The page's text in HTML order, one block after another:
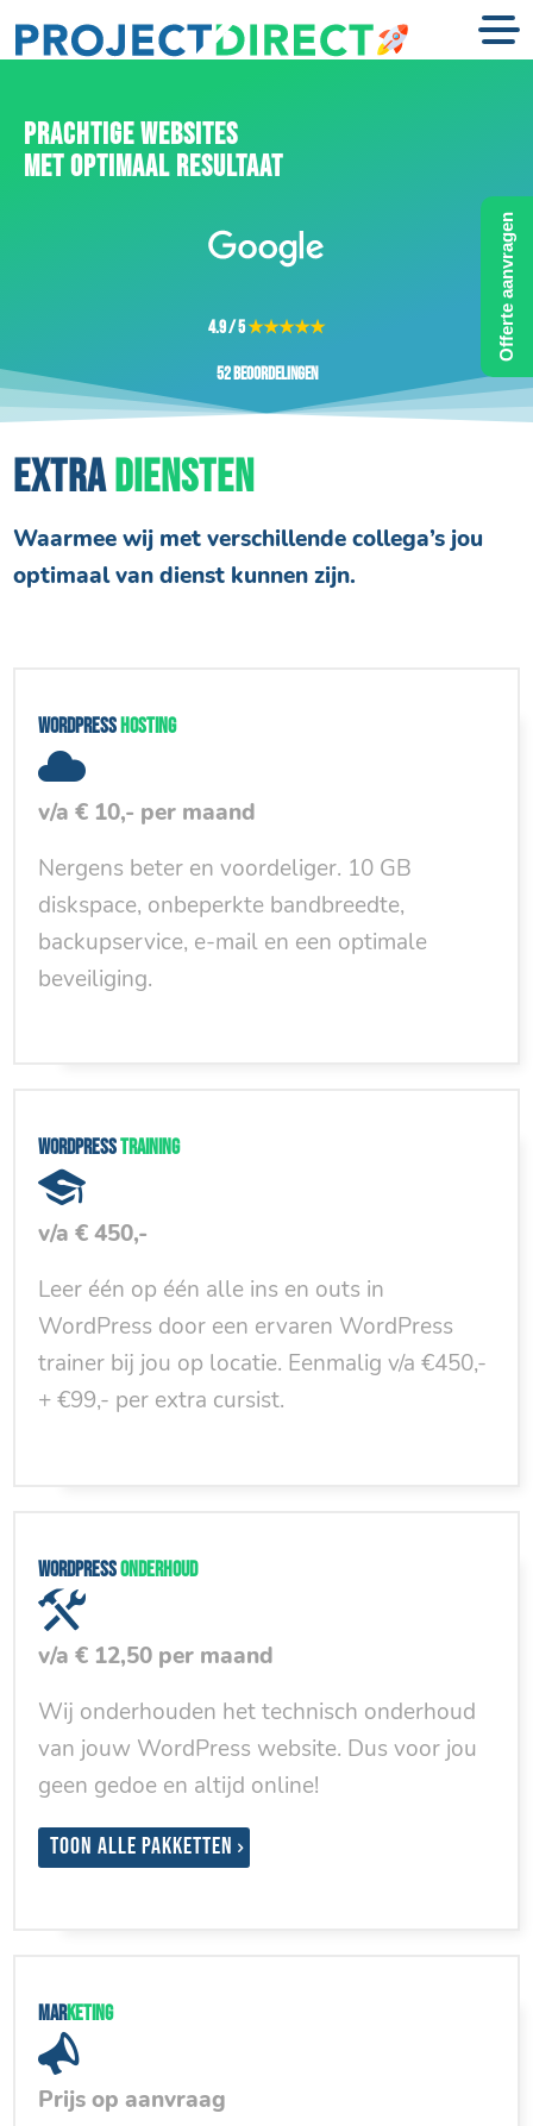
PRACHTIGE WEBSITES
MET OPTIMAAL RESULTAAT
4.9 / 5★★★★★
52 beoordelingen
EXTRADIENSTEN
Waarmee wij met verschillende collega’s jou
optimaal van dienst kunnen zijn.
WordPress hosting
v/a € 10,- per maand
Nergens beter en voordeliger. 10 GB
diskspace, onbeperkte bandbreedte,
backupservice, e-mail en een optimale
beveiliging.
WordPresstraining
v/a € 450,-
Leer één op één alle ins en outs in
WordPress door een ervaren WordPress
trainer bij jou op locatie. Eenmalig v/a €450,-
+ €99,- per extra cursist.
WordPressonderhoud
v/a € 12,50 per maand
Wij onderhouden het technisch onderhoud
van jouw WordPress website. Dus voor jou
geen gedoe en altijd online!
Toon alle pakketten
Marketing
Prijs op aanvraag
Offerte aanvragen